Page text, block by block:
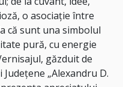
o asociație între
că sunt una simbolul
pură, cu energie
găzduit de
„Alexandru D.